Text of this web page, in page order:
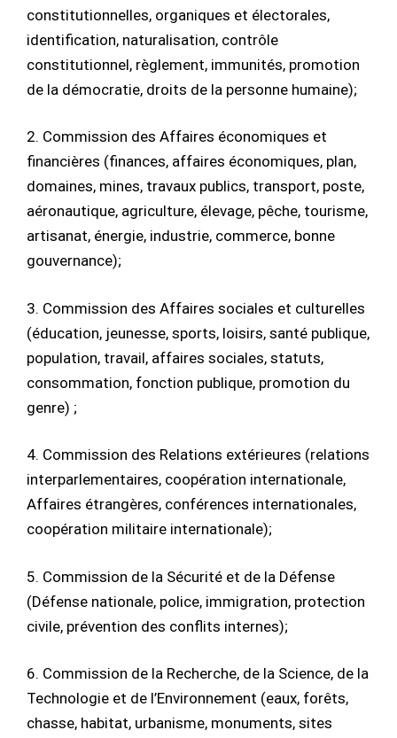
constitutionnelles, organiques et électorales,
identification, naturalisation, contrôle
constitutionnel, règlement, immunités, promotion
de la démocratie, droits de la personne humaine);
2. Commission des Affaires économiques et
financières (finances, affaires économiques, plan,
domaines, mines, travaux publics, transport, poste,
aéronautique, agriculture, élevage, pêche, tourisme,
artisanat, énergie, industrie, commerce, bonne
gouvernance);
3. Commission des Affaires sociales et culturelles
(éducation, jeunesse, sports, loisirs, santé publique,
population, travail, affaires sociales, statuts,
consommation, fonction publique, promotion du
genre) ;
4. Commission des Relations extérieures (relations
interparlementaires, coopération internationale,
Affaires étrangères, conférences internationales,
coopération militaire internationale);
5. Commission de la Sécurité et de la Défense
(Défense nationale, police, immigration, protection
civile, prévention des conflits internes);
6. Commission de la Recherche, de la Science, de la
Technologie et de l’Environnement (eaux, forêts,
chasse, habitat, urbanisme, monuments, sites